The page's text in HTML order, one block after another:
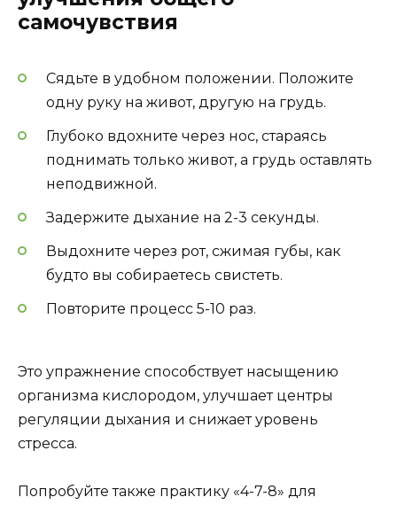
самочувствия
Сядьте в удобном положении. Положите
одну руку на живот, другую на грудь.
Глубоко вдохните через нос, стараясь
поднимать только живот, а грудь оставлять
неподвижной.
Задержите дыхание на 2-3 секунды.
Выдохните через рот, сжимая губы, как
будто вы собираетесь свистеть.
Повторите процесс 5-10 раз.
Это упражнение способствует насыщению
организма кислородом, улучшает центры
регуляции дыхания и снижает уровень
стресса.
Попробуйте также практику «4-7-8» для